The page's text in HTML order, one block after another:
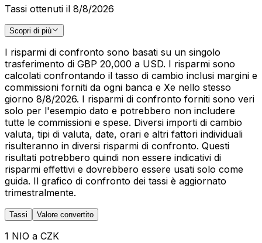
Tassi ottenuti il 8/8/2026
Scopri di più
I risparmi di confronto sono basati su un singolo
trasferimento di GBP 20,000 a USD. I risparmi sono
calcolati confrontando il tasso di cambio inclusi margini e
commissioni forniti da ogni banca e Xe nello stesso
giorno 8/8/2026. I risparmi di confronto forniti sono veri
solo per l'esempio dato e potrebbero non includere
tutte le commissioni e spese. Diversi importi di cambio
valuta, tipi di valuta, date, orari e altri fattori individuali
risulteranno in diversi risparmi di confronto. Questi
risultati potrebbero quindi non essere indicativi di
risparmi effettivi e dovrebbero essere usati solo come
guida. Il grafico di confronto dei tassi è aggiornato
trimestralmente.
Tassi Valore convertito
1 NIO a CZK